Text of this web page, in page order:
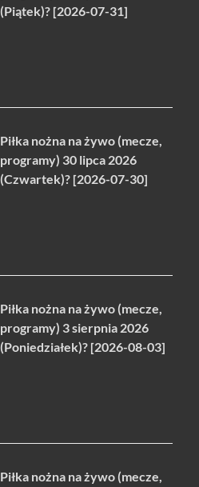
(Piątek)? [2026-07-31]
Piłka nożna na żywo (mecze,
programy) 30 lipca 2026
(Czwartek)? [2026-07-30]
Piłka nożna na żywo (mecze,
programy) 3 sierpnia 2026
(Poniedziałek)? [2026-08-03]
Piłka nożna na żywo (mecze,